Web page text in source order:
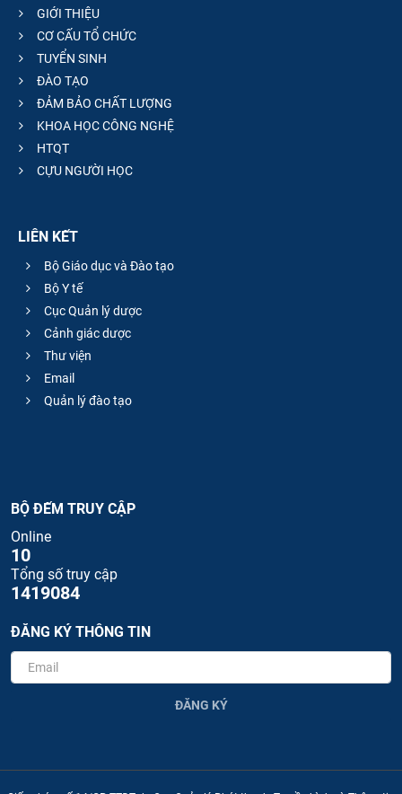
GIỚI THIỆU
CƠ CẤU TỔ CHỨC
TUYỂN SINH
ĐÀO TẠO
ĐẢM BẢO CHẤT LƯỢNG
KHOA HỌC CÔNG NGHỆ
HTQT
CỰU NGƯỜI HỌC
LIÊN KẾT
Bộ Giáo dục và Đào tạo
Bộ Y tế
Cục Quản lý dược
Cảnh giác dược
Thư viện
Email
Quản lý đào tạo
BỘ ĐẾM TRUY CẬP
Online
10
Tổng số truy cập
1419084
ĐĂNG KÝ THÔNG TIN
ĐĂNG KÝ